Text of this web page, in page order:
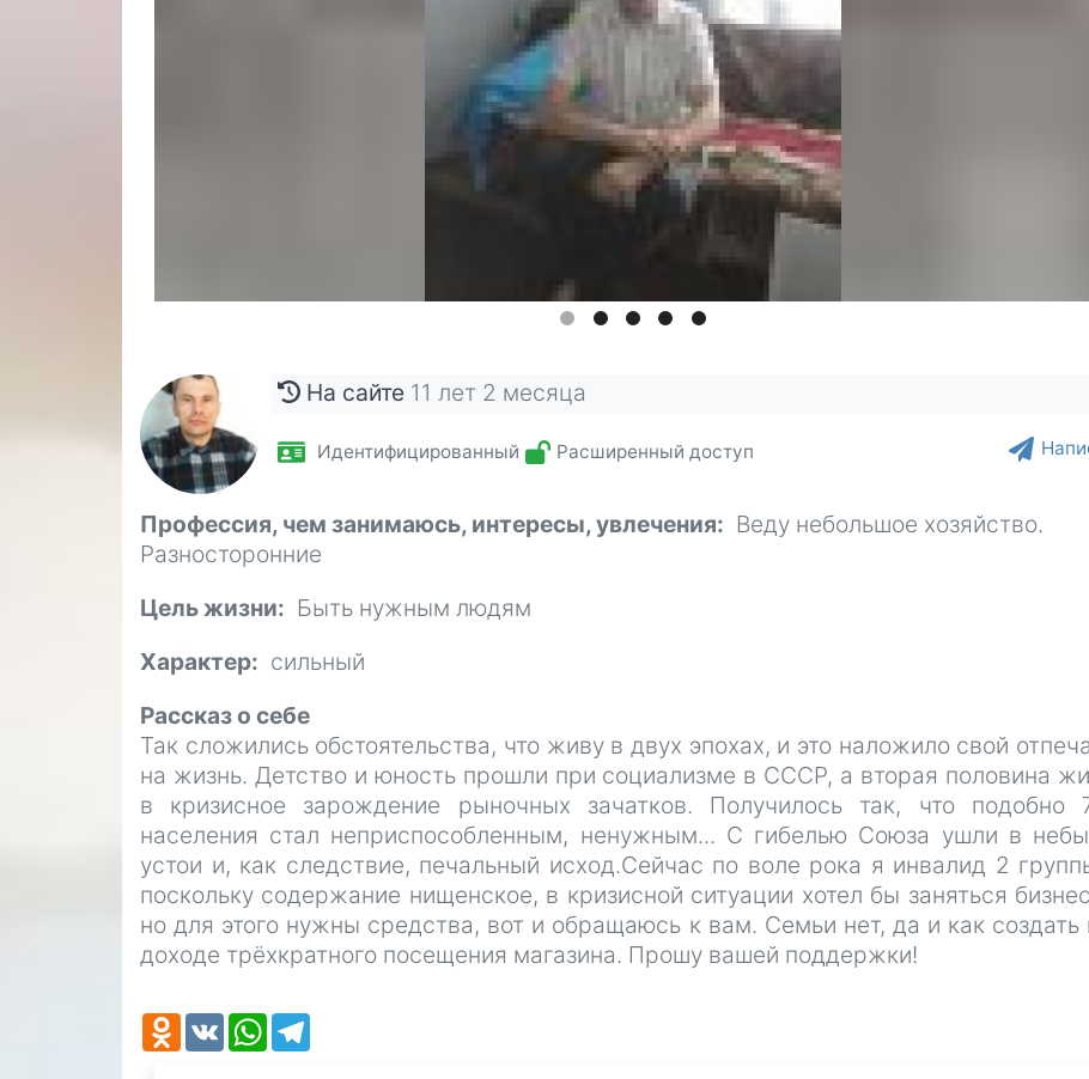
На сайте 11 лет 2 месяца
Идентифицированный Расширенный доступ
Профессия, чем занимаюсь, интересы, увлечения
Веду небольшое хозяйство.
Разносторонние
Цель жизни
Быть нужным людям
Характер
сильный
Рассказ о себе
Так сложились обстоятельства, что живу в двух эпохах, и это наложило свой
на жизнь. Детство и юность прошли при социализме в СССР, а вторая половина
в кризисное зарождение рыночных зачатков. Получилось так, что подобно
населения стал неприспособленным, ненужным... С гибелью Союза ушли в
устои и, как следствие, печальный исход.Сейчас по воле рока я инвалид 2
поскольку содержание нищенское, в кризисной ситуации хотел бы заняться
но для этого нужны средства, вот и обращаюсь к вам. Семьи нет, да и как создать
доходе трёхкратного посещения магазина. Прошу вашей поддержки!
Odnoklassniki
VK WhatsApp